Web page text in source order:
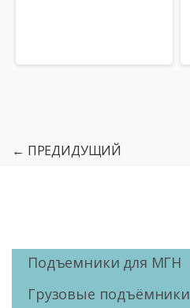
← ПРЕДИДУЩИЙ
Подъемники для МГН
Грузовые подъёмники